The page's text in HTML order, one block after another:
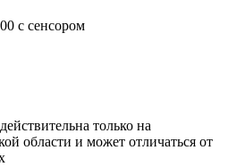
с сенсором
только на
области и может отличаться от